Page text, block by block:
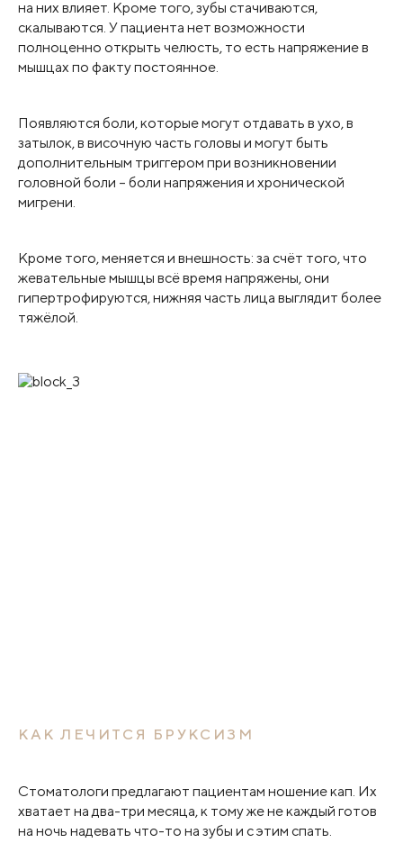
на них влияет. Кроме того, зубы стачиваются,
скалываются. У пациента нет возможности
полноценно открыть челюсть, то есть напряжение в
мышцах по факту постоянное.
Появляются боли, которые могут отдавать в ухо, в
затылок, в височную часть головы и могут быть
дополнительным триггером при возникновении
головной боли – боли напряжения и хронической
мигрени.
Кроме того, меняется и внешность: за счёт того, что
жевательные мышцы всё время напряжены, они
гипертрофируются, нижняя часть лица выглядит более
тяжёлой.
КАК ЛЕЧИТСЯ БРУКСИЗМ
Стоматологи предлагают пациентам ношение кап. Их
хватает на два-три месяца, к тому же не каждый готов
на ночь надевать что-то на зубы и с этим спать.